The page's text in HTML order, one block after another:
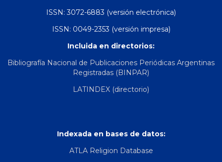
ISSN: 3072-6883 (versión electrónica)
ISSN: 0049-2353 (versión impresa)
Incluida en directorios:
Bibliografía Nacional de Publicaciones Periódicas Argentinas
Registradas (BINPAR)
LATINDEX (directorio)
Indexada en bases de datos:
ATLA Religion Database